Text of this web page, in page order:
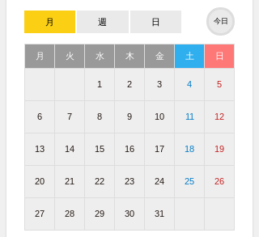
月 週 日 今日
月 火 水 木 金 土 日
1 2 3 4 5
6 7 8 9 10 11 12
13 14 15 16 17 18 19
20 21 22 23 24 25 26
27 28 29 30 31